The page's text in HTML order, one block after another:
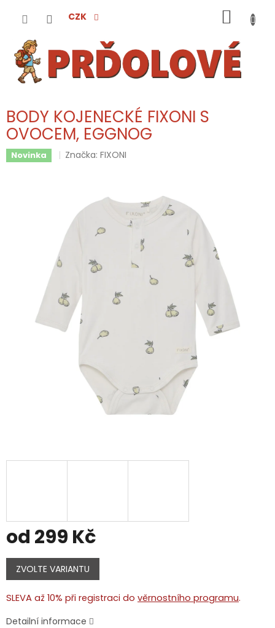
CZK
KOŠÍK
BODY KOJENECKÉ FIXONI S
OVOCEM, EGGNOG
Novinka Značka:FIXONI
od 299 Kč
Měrná
cena:
ZVOLTE VARIANTU
SLEVA až 10% při registraci do věrnostního programu.
Detailní informace